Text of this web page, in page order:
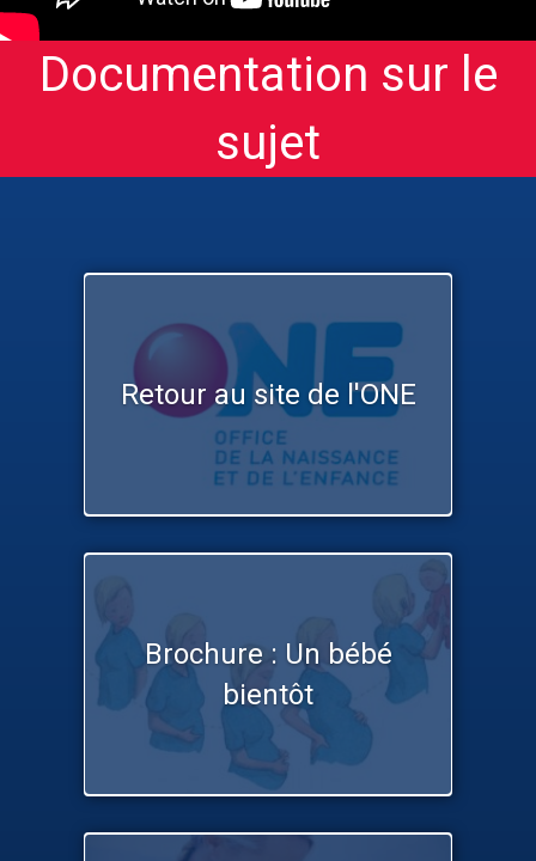
Documentation sur le
sujet
Retour au site de l'ONE
Brochure : Un bébé
bientôt